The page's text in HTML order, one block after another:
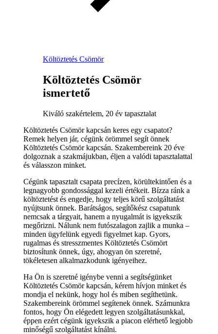
Költöztetés Csömör
Költöztetés Csömör
ismertető
Kiváló szakértelem, 20 év tapasztalat
Költöztetés Csömör kapcsán keres egy csapatot?
Remek helyen jár, cégünk örömmel segít önnek
Költöztetés Csömör kapcsán. Szakembereink 20 éve
dolgoznak a szakmájukban, éljen a valódi tapasztalattal
és válasszon minket.
Cégünk tapasztalt csapata precízen, körültekintően és a
legnagyobb gondossággal kezeli értékeit. Bízza ránk a
költöztetést és engedje, hogy teljes körű szolgáltatást
nyújtsunk önnek. Barátságos, segítőkész csapatunk
nemcsak a tárgyait, hanem a nyugalmát is igyekszik
megőrizni. Nálunk nem futószalagon zajlik a munka –
minden ügyfelünk egyedi figyelmet kap. Gyors,
rugalmas és stresszmentes Költöztetés Csömört
biztosítunk önnek, úgy, ahogyan ön szeretné,
tökéletesen alkalmazkodunk igényeihez.
Ha Ön is szeretné igénybe venni a segítségünket
Költöztetés Csömör kapcsán, kérem hívjon minket és
mondja el nekünk, hogy hol és miben segíthetünk.
Szakembereink örömmel segítenek önnek. Számunkra
fontos, hogy Ön elégedett legyen szolgáltatásunkkal,
éppen ezért cégünk igyekszik a piacon elérhető legjobb
minőségű szolgáltatást kínálni.